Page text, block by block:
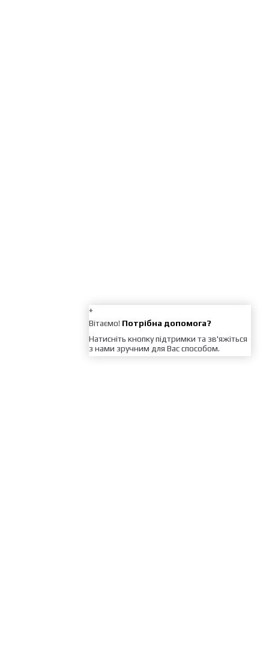
+
Вітаємо! Потрібна допомога?
Натисніть кнопку підтримки та зв'яжіться
з нами зручним для Вас способом.